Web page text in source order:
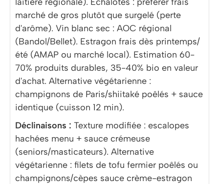
marché de gros plutôt que surgelé (perte
d'arôme). Vin blanc sec : AOC régional
(Bandol/Bellet). Estragon frais dès printemps/
été (AMAP ou marché local). Estimation 60-
70% produits durables, 35-40% bio en valeur
d'achat. Alternative végétarienne :
champignons de Paris/shiitaké poêlés + sauce
identique (cuisson 12 min).
Déclinaisons : Texture modifiée : escalopes
hachées menu + sauce crémeuse
(seniors/masticateurs). Alternative
végétarienne : filets de tofu fermier poêlés ou
champignons/cèpes sauce crème-estragon